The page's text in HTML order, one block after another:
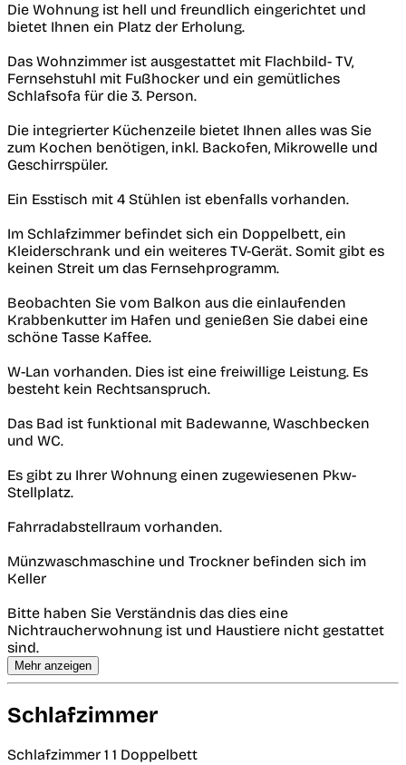
Die Wohnung ist hell und freundlich eingerichtet und
bietet Ihnen ein Platz der Erholung.
Das Wohnzimmer ist ausgestattet mit Flachbild- TV,
Fernsehstuhl mit Fußhocker und ein gemütliches
Schlafsofa für die 3. Person.
Die integrierter Küchenzeile bietet Ihnen alles was Sie
zum Kochen benötigen, inkl. Backofen, Mikrowelle und
Geschirrspüler.
Ein Esstisch mit 4 Stühlen ist ebenfalls vorhanden.
Im Schlafzimmer befindet sich ein Doppelbett, ein
Kleiderschrank und ein weiteres TV-Gerät. Somit gibt es
keinen Streit um das Fernsehprogramm.
Beobachten Sie vom Balkon aus die einlaufenden
Krabbenkutter im Hafen und genießen Sie dabei eine
schöne Tasse Kaffee.
W-Lan vorhanden. Dies ist eine freiwillige Leistung. Es
besteht kein Rechtsanspruch.
Das Bad ist funktional mit Badewanne, Waschbecken
und WC.
Es gibt zu Ihrer Wohnung einen zugewiesenen Pkw-
Stellplatz.
Fahrradabstellraum vorhanden.
Münzwaschmaschine und Trockner befinden sich im
Keller
Bitte haben Sie Verständnis das dies eine
Nichtraucherwohnung ist und Haustiere nicht gestattet
sind.
Mehr anzeigen
Schlafzimmer
Schlafzimmer 1 1 Doppelbett